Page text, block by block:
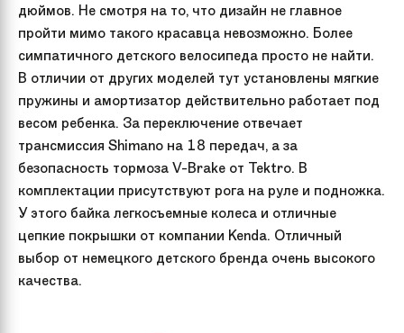
дюймов. Не смотря на то, что дизайн не главное
пройти мимо такого красавца невозможно. Более
симпатичного детского велосипеда просто не найти.
В отличии от других моделей тут установлены мягкие
пружины и амортизатор действительно работает под
весом ребенка. За переключение отвечает
трансмиссия Shimano на 18 передач, а за
безопасность тормоза V-Brake от Tektro. В
комплектации присутствуют рога на руле и подножка.
У этого байка легкосъемные колеса и отличные
цепкие покрышки от компании Kenda. Отличный
выбор от немецкого детского бренда очень высокого
качества.